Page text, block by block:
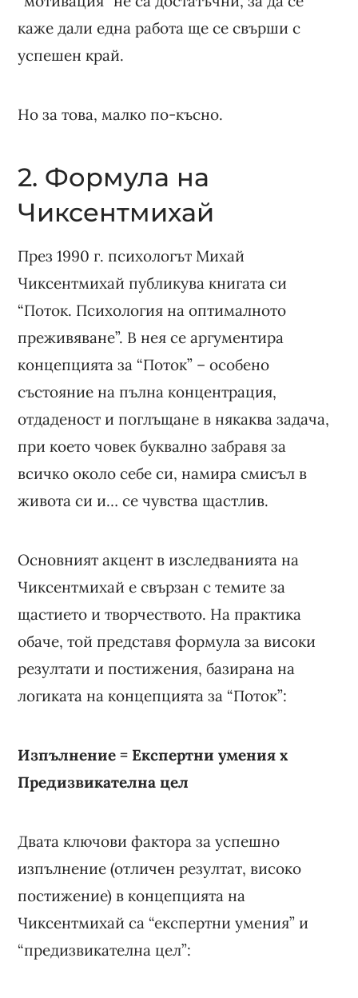
каже дали една работа ще се свърши с
успешен край.
Но за това, малко по-късно.
2. Формула на
Чиксентмихай
През 1990 г. психологът Михай
Чиксентмихай публикува книгата си
“Поток. Психология на оптималното
преживяване”. В нея се аргументира
концепцията за “Поток” – особено
състояние на пълна концентрация,
отдаденост и поглъщане в някаква задача,
при което човек буквално забравя за
всичко около себе си, намира смисъл в
живота си и… се чувства щастлив.
Основният акцент в изследванията на
Чиксентмихай е свързан с темите за
щастието и творчеството. На практика
обаче, той представя формула за високи
резултати и постижения, базирана на
логиката на концепцията за “Поток”:
Изпълнение = Експертни умения x
Предизвикателна цел
Двата ключови фактора за успешно
изпълнение (отличен резултат, високо
постижение) в концепцията на
Чиксентмихай са “експертни умения” и
“предизвикателна цел”: